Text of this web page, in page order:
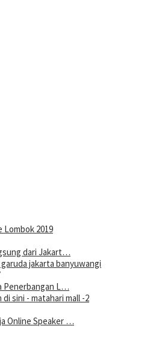
dari Jakart…
Penerbangan L…
Online Speaker …